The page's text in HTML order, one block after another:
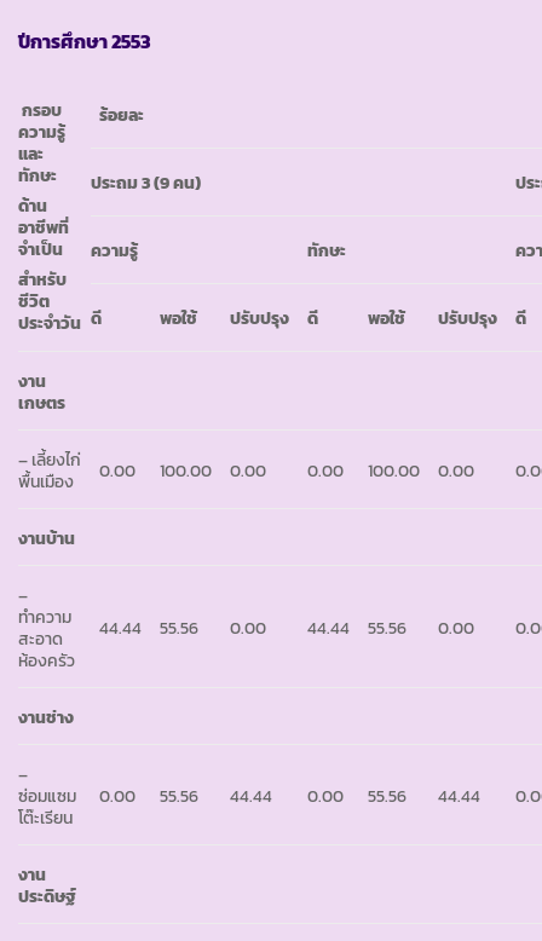
ปีการศึกษา2553
กรอบ
ความรู้
และ
ทักษะ
ด้าน
อาชีพที่
จำเป็น
สำหรับ
ชีวิต
ประจำวัน
ร้อยละ
ประถม 3 (9 คน) ปร
ความรู้ ทักษะ คว
ดี พอใช้ ปรับปรุง ดี พอใช้ ปรับปรุง ดี
งาน
เกษตร
– เลี้ยงไก่
พื้นเมือง
0.00 100.00 0.00 0.00 100.00 0.00
งานบ้าน
–
ทำความ
สะอาด
ห้องครัว
44.44 55.56 0.00 44.44 55.56 0.00
งานช่าง
–
ซ่อมแซม
โต๊ะเรียน
0.00 55.56 44.44 0.00 55.56 44.44
งาน
ประดิษฐ์